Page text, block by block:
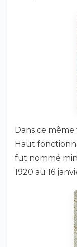
Dans ce
Haut
fut nommé
1920 au 16